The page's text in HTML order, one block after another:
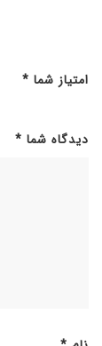
امتیاز شما *
دیدگاه شما *